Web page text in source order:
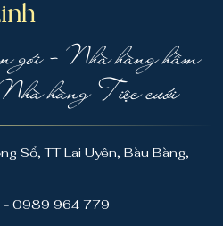
gói - Nhà hàng hầm
hàng Tiệc cưới
Sổ, TT Lai Uyên, Bàu Bàng,
- 0989 964 779